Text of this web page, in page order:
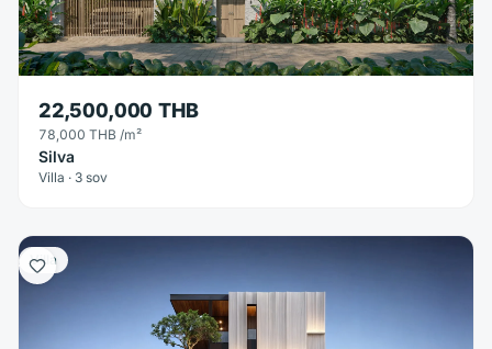
22,500,000 THB
78,000 THB /m²
Silva
Villa · 3 sov
Villa